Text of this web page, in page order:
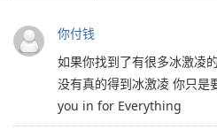
你付钱
如果你找到了有很多冰激凌
没有真的得到冰激凌 你只
you in for Everything